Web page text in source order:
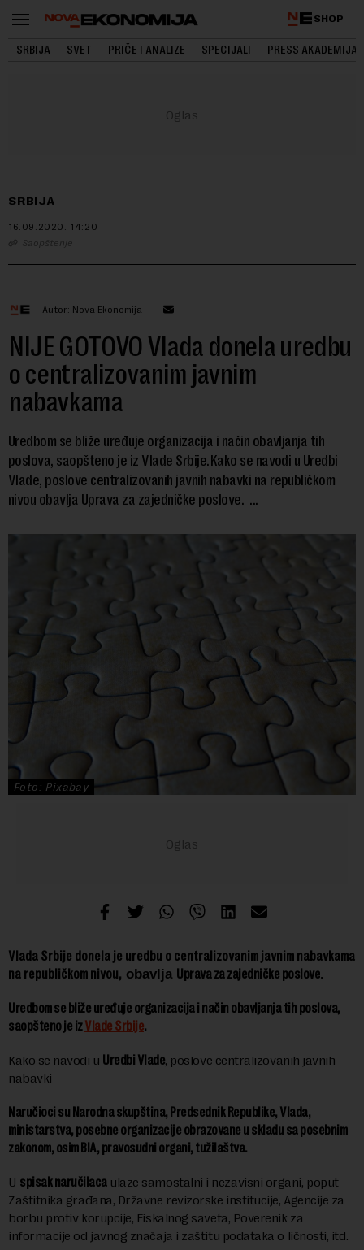
SHOP
SRBIJA SVET PRIČE I ANALIZE SPECIJALI PRESS AKADEMIJA
SRBIJA
16.09.2020. 14:20
Saopštenje
Autor: Nova Ekonomija
NIJE GOTOVO Vlada donela uredbu
o centralizovanim javnim
nabavkama
Uredbom se bliže uređuje organizacija i način obavljanja tih
poslova, saopšteno je iz Vlade Srbije.Kako se navodi u Uredbi
Vlade, poslove centralizovanih javnih nabavki na republičkom
nivou obavlja Uprava za zajedničke poslove. ...
Foto: Pixabay
Vlada Srbije donela je uredbu o centralizovanim javnim nabavkama
na republičkom nivou, obavlja Uprava za zajedničke poslove.
Uredbom se bliže uređuje organizacija i način obavljanja tih poslova,
saopšteno je izVlade Srbije.
Kako se navodi u Uredbi Vlade, poslove centralizovanih javnih
nabavki
Naručioci su Narodna skupština, Predsednik Republike, Vlada,
ministarstva, posebne organizacije obrazovane u skladu sa posebnim
zakonom, osim BIA, pravosudni organi, tužilaštva.
U spisak naručilacaulaze samostalni i nezavisni organi, poput
Zaštitnika građana, Državne revizorske institucije, Agencije za
borbu protiv korupcije, Fiskalnog saveta, Poverenik za
informacije od javnog značaja i zaštitu podataka o ličnosti, itd.